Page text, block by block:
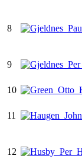
8
9
10
11
12